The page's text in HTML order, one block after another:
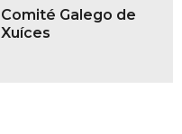
Comité Galego de
Xuíces